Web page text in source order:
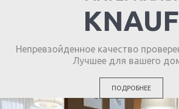
KNAUF
Непревзойденное качество
Лучшее для вашего
ПОДРОБНЕЕ